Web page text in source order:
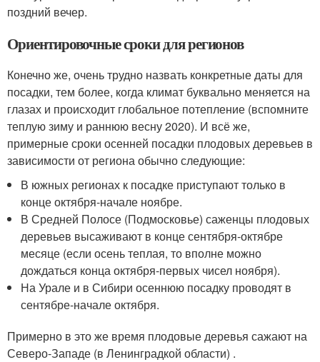
поздний вечер.
Ориентировочные сроки для регионов
Конечно же, очень трудно назвать конкретные даты для
посадки, тем более, когда климат буквально меняется на
глазах и происходит глобальное потепление (вспомните
теплую зиму и раннюю весну 2020). И всё же,
примерные сроки осенней посадки плодовых деревьев в
зависимости от региона обычно следующие:
В южных регионах к посадке приступают только в
конце октября-начале ноябре.
В Средней Полосе (Подмосковье) саженцы плодовых
деревьев высаживают в конце сентября-октябре
месяце (если осень теплая, то вполне можно
дождаться конца октября-первых чисел ноября).
На Урале и в Сибири осеннюю посадку проводят в
сентябре-начале октября.
Примерно в это же время плодовые деревья сажают на
Северо-Западе (в Ленинградкой области) .